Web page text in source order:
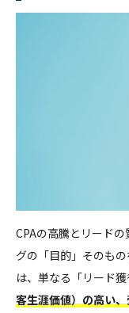
CPAの高騰とリード
グの「目的」そのも
は、単なる「リード
客生涯価値）の高い